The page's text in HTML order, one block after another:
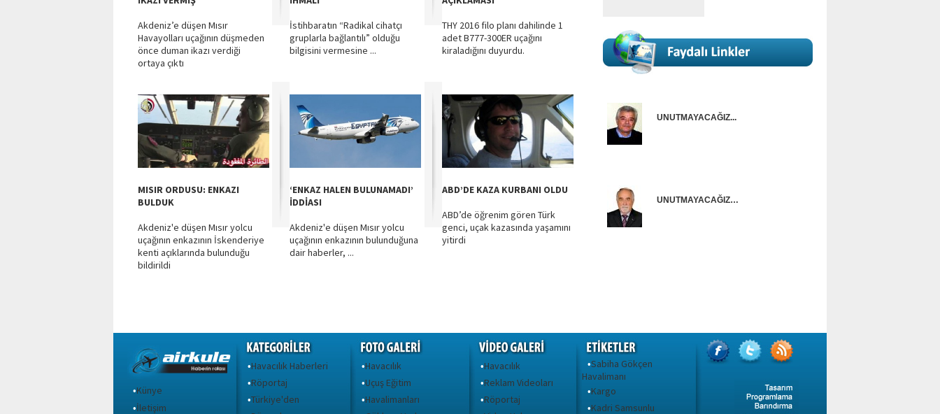
Akdeniz’e düşen Mısır
Havayolları uçağının düşmeden
önce duman ikazı verdiği
ortaya çıktı
İstihbaratın “Radikal cihatçı
gruplarla bağlantılı” olduğu
bilgisini vermesine ...
THY 2016 filo planı dahilinde 1
adet B777-300ER uçağını
kiraladığını duyurdu.
MISIR ORDUSU: ENKAZI
BULDUK
Akdeniz'e düşen Mısır yolcu
uçağının enkazının İskenderiye
kenti açıklarında bulunduğu
bildirildi
‘ENKAZ HALEN BULUNAMADI’
İDDİASI
Akdeniz'e düşen Mısır yolcu
uçağının enkazının bulunduğuna
dair haberler, ...
ABD’DE KAZA KURBANI OLDU
ABD’de öğrenim gören Türk
genci, uçak kazasında yaşamını
yitirdi
UNUTMAYACAĞIZ...
UNUTMAYACAĞIZ…
•Künye
•İletişim
•Havacılık Haberleri
•Röportaj
•Türkiye'den
•Havacılık
•Uçuş Eğitim
•Havalimanları
•Havacılık
•Reklam Videoları
•Röportaj
•Sabiha Gökçen
Havalimanı
•Kargo
•Kadri Samsunlu